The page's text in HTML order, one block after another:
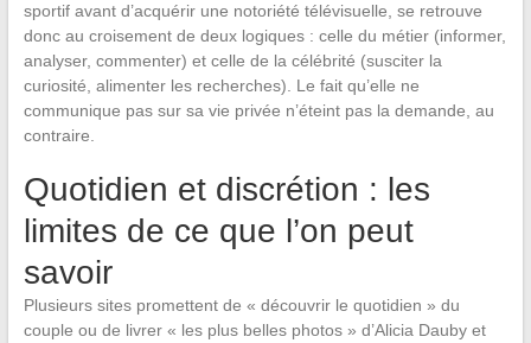
sportif avant d’acquérir une notoriété télévisuelle, se retrouve
donc au croisement de deux logiques : celle du métier (informer,
analyser, commenter) et celle de la célébrité (susciter la
curiosité, alimenter les recherches). Le fait qu’elle ne
communique pas sur sa vie privée n’éteint pas la demande, au
contraire.
Quotidien et discrétion : les
limites de ce que l’on peut
savoir
Plusieurs sites promettent de « découvrir le quotidien » du
couple ou de livrer « les plus belles photos » d’Alicia Dauby et